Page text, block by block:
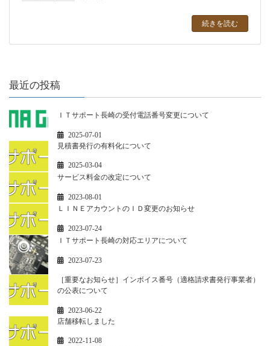
続きを読む
最近の投稿
ＩＴサポート長崎の受付電話番号変更について
2025-07-01
見積書発行の有料化について
2025-03-04
サービス料金の改定について
2023-08-01
ＬＩＮＥアカウントのＩＤ変更のお知らせ
2023-07-24
ＩＴサポート長崎の対応エリアについて
2023-07-23
［重要なお知らせ］インボイス番号（適格請求書発行事業者）
の公表について
2023-06-22
店舗移転しました
2022-11-08